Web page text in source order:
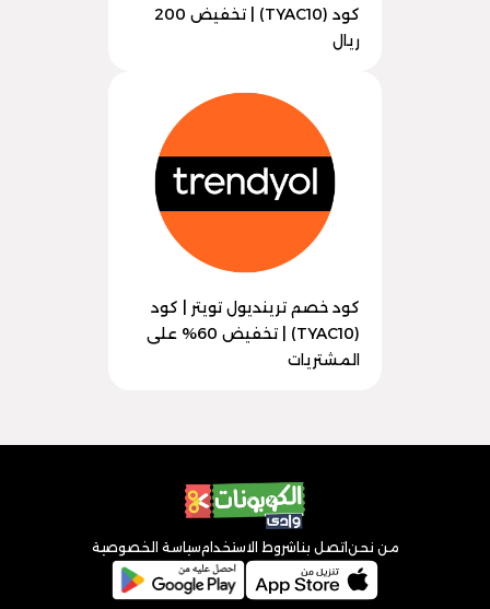
كود (TYAC10) | تخفيض 200
ريال
كود خصم ترينديول تويتر | كود
(TYAC10) | تخفيض 60% على
المشتريات
من نحن اتصل بنا شروط الاستخدامسياسة الخصوصية